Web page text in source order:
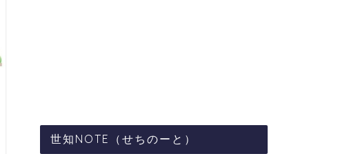
世知NOTE（せちのーと）